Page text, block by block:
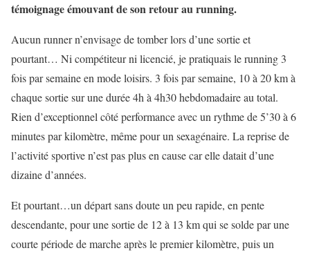
témoignage émouvant de son retour au running.
Aucun runner n’envisage de tomber lors d’une sortie et
pourtant… Ni compétiteur ni licencié, je pratiquais le running 3
fois par semaine en mode loisirs. 3 fois par semaine, 10 à 20 km à
chaque sortie sur une durée 4h à 4h30 hebdomadaire au total.
Rien d’exceptionnel côté performance avec un rythme de 5’30 à 6
minutes par kilomètre, même pour un sexagénaire. La reprise de
l’activité sportive n’est pas plus en cause car elle datait d’une
dizaine d’années.
Et pourtant…un départ sans doute un peu rapide, en pente
descendante, pour une sortie de 12 à 13 km qui se solde par une
courte période de marche après le premier kilomètre, puis un